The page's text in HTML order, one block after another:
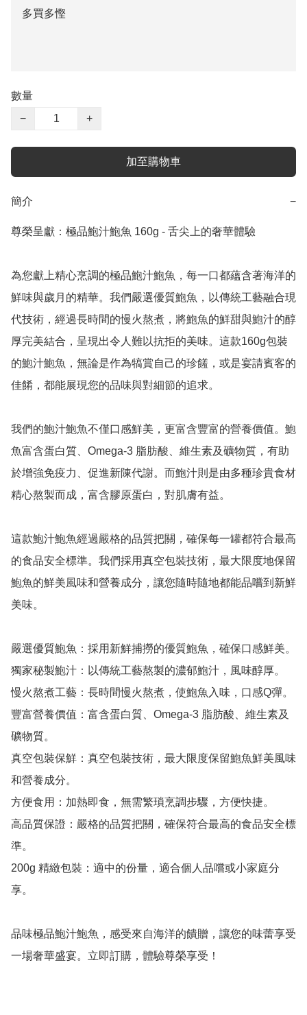
多買多慳
數量
−
+
加至購物車
簡介 −
尊榮呈獻：極品鮑汁鮑魚 160g - 舌尖上的奢華體驗
為您獻上精心烹調的極品鮑汁鮑魚，每一口都蘊含著海洋的
鮮味與歲月的精華。我們嚴選優質鮑魚，以傳統工藝融合現
代技術，經過長時間的慢火熬煮，將鮑魚的鮮甜與鮑汁的醇
厚完美結合，呈現出令人難以抗拒的美味。這款160g包裝
的鮑汁鮑魚，無論是作為犒賞自己的珍饈，或是宴請賓客的
佳餚，都能展現您的品味與對細節的追求。
我們的鮑汁鮑魚不僅口感鮮美，更富含豐富的營養價值。鮑
魚富含蛋白質、Omega-3 脂肪酸、維生素及礦物質，有助
於增強免疫力、促進新陳代謝。而鮑汁則是由多種珍貴食材
精心熬製而成，富含膠原蛋白，對肌膚有益。
這款鮑汁鮑魚經過嚴格的品質把關，確保每一罐都符合最高
的食品安全標準。我們採用真空包裝技術，最大限度地保留
鮑魚的鮮美風味和營養成分，讓您隨時隨地都能品嚐到新鮮
美味。
嚴選優質鮑魚：採用新鮮捕撈的優質鮑魚，確保口感鮮美。
獨家秘製鮑汁：以傳統工藝熬製的濃郁鮑汁，風味醇厚。
慢火熬煮工藝：長時間慢火熬煮，使鮑魚入味，口感Q彈。
豐富營養價值：富含蛋白質、Omega-3 脂肪酸、維生素及
礦物質。
真空包裝保鮮：真空包裝技術，最大限度保留鮑魚鮮美風味
和營養成分。
方便食用：加熱即食，無需繁瑣烹調步驟，方便快捷。
高品質保證：嚴格的品質把關，確保符合最高的食品安全標
準。
200g 精緻包裝：適中的份量，適合個人品嚐或小家庭分
享。
品味極品鮑汁鮑魚，感受來自海洋的饋贈，讓您的味蕾享受